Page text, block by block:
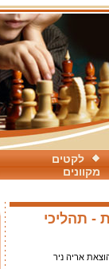
לקטים
מקוונים
- תהליכי
אריה ניר